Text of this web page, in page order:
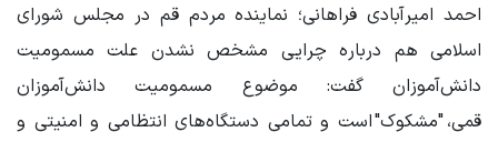
احمد امیرآبادی فراهانی؛ نماینده مردم قم در مجلس شورای
اسلامی هم درباره چرایی مشخص نشدن علت مسمومیت
دانش‌آموزان گفت: موضوع مسمومیت دانش‌آموزان
قمی، "مشکوک" است و تمامی دستگاه‌های انتظامی و امنیتی و